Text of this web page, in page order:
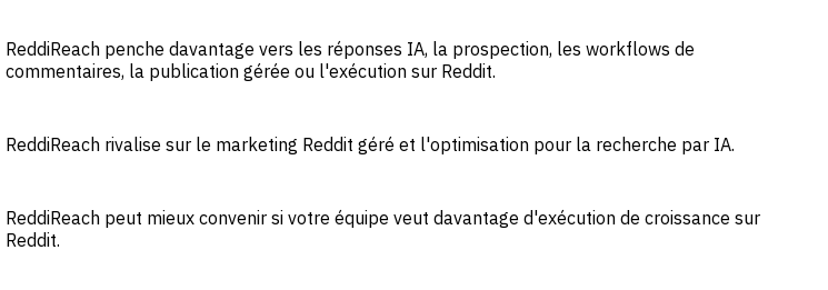
ReddiReach penche davantage vers les réponses IA, la prospection, les workflows de
commentaires, la publication gérée ou l'exécution sur Reddit.
ReddiReach rivalise sur le marketing Reddit géré et l'optimisation pour la recherche par IA.
ReddiReach peut mieux convenir si votre équipe veut davantage d'exécution de croissance sur
Reddit.